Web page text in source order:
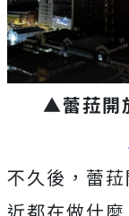
▲蕾菈開
不久後，蕾